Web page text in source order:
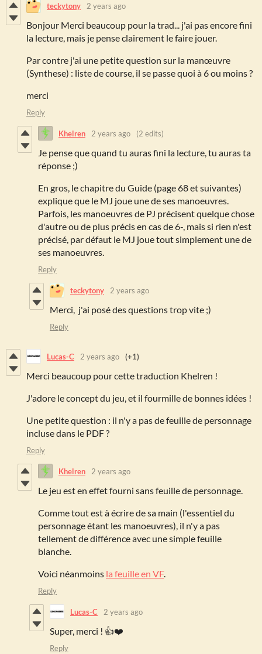
teckytony 2 years ago
Bonjour Merci beaucoup pour la trad... j'ai pas encore fini
la lecture, mais je pense clairement le faire jouer.
Par contre j'ai une petite question sur la manœuvre
(Synthese) : liste de course, il se passe quoi à 6 ou moins ?
merci
Reply
Khelren 2 years ago (2 edits)
Je pense que quand tu auras fini la lecture, tu auras ta
réponse ;)
En gros, le chapitre du Guide (page 68 et suivantes)
explique que le MJ joue une de ses manoeuvres.
Parfois, les manoeuvres de PJ précisent quelque chose
d'autre ou de plus précis en cas de 6-, mais si rien n'est
précisé, par défaut le MJ joue tout simplement une de
ses manoeuvres.
Reply
teckytony 2 years ago
Merci, j'ai posé des questions trop vite ;)
Reply
Lucas-C 2 years ago (+1)
Merci beaucoup pour cette traduction Khelren !
J'adore le concept du jeu, et il fourmille de bonnes idées !
Une petite question : il n'y a pas de feuille de personnage
incluse dans le PDF ?
Reply
Khelren 2 years ago
Le jeu est en effet fourni sans feuille de personnage.
Comme tout est à écrire de sa main (l'essentiel du
personnage étant les manoeuvres), il n'y a pas
tellement de différence avec une simple feuille
blanche.
Voici néanmoins la feuille en VF.
Reply
Lucas-C 2 years ago
Super, merci ! 👍❤️
Reply